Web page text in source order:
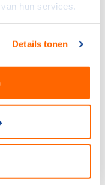
hun services.
Details tonen
en
van de
hoe deze zich